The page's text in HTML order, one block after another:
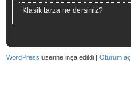
Klasik tarza ne dersiniz?
WordPress üzerine inşa edildi | Oturum aç